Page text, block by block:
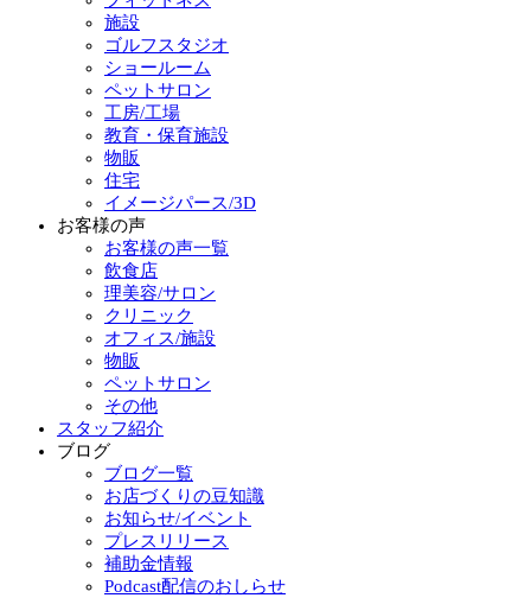
施設
ゴルフスタジオ
ショールーム
ペットサロン
工房/工場
教育・保育施設
物販
住宅
イメージパース/3D
お客様の声
お客様の声一覧
飲食店
理美容/サロン
クリニック
オフィス/施設
物販
ペットサロン
その他
スタッフ紹介
ブログ
ブログ一覧
お店づくりの豆知識
お知らせ/イベント
プレスリリース
補助金情報
Podcast配信のおしらせ